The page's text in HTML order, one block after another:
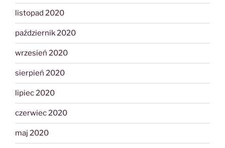
listopad 2020
październik 2020
wrzesień 2020
sierpień 2020
lipiec 2020
czerwiec 2020
maj 2020